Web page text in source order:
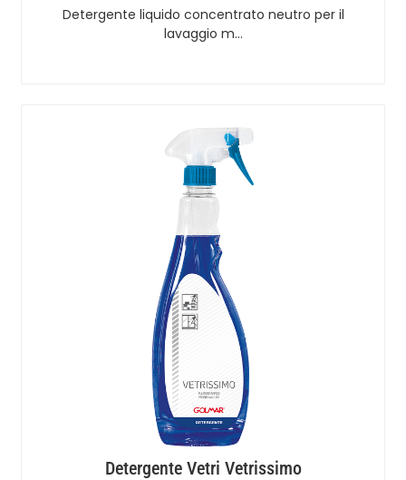
Detergente liquido concentrato neutro per il
lavaggio m…
Detergente Vetri Vetrissimo